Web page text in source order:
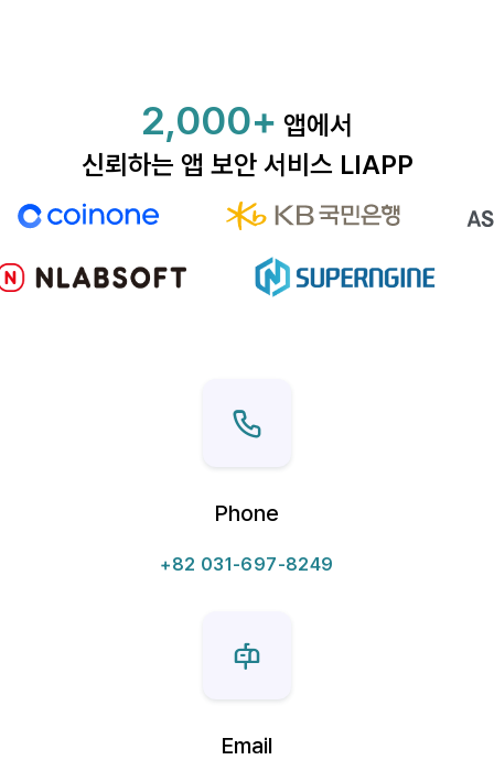
2,000+ 앱에서
신뢰하는 앱 보안 서비스 LIAPP
Phone
+82 031-697-8249
Email